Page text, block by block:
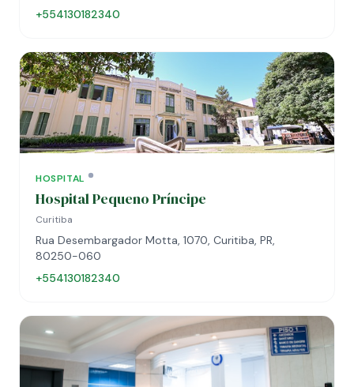
+554130182340
HOSPITAL
Hospital Pequeno Príncipe
Curitiba
Rua Desembargador Motta, 1070, Curitiba, PR,
80250-060
+554130182340